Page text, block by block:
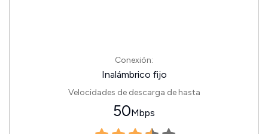
Conexión:
Inalámbrico fijo
Velocidades de descarga de hasta
50Mbps